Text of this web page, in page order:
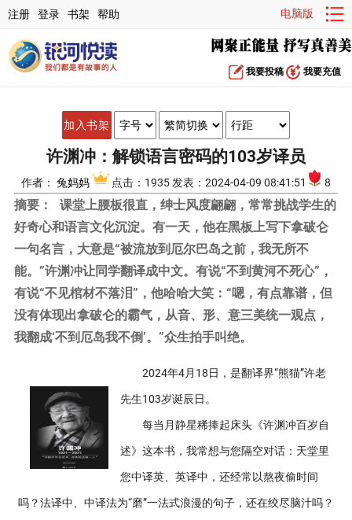
注册 登录 书架 帮助 电脑版
我要投稿 我要充值
加入书架
许渊冲：解锁语言密码的103岁译员
作者： 兔妈妈 点击：1935 发表：2024-04-09 08:41:51 8
摘要：
课堂上腰板很直，绅士风度翩翩，常常挑战学生的
好奇心和语言文化沉淀。有一天，他在黑板上写下拿破仑
一句名言，大意是“被流放到厄尔巴岛之前，我无所不
能。”许渊冲让同学翻译成中文。有说“不到黄河不死心”，
有说“不见棺材不落泪”，他哈哈大笑：“嗯，有点靠谱，但
没有体现出拿破仑的霸气，从音、形、意三美统一观点，
我翻成‘不到厄岛我不倒’。”众生拍手叫绝。
2024年4月18日，是翻译界“熊猫”许老
先生103岁诞辰日。
每当月静星稀捧起床头《许渊冲百岁自
述》这本书，我常想与您隔空对话：天堂里
您中译英、英译中，还经常以熬夜偷时间
吗？法译中、中译法为“磨”一法式浪漫的句子，还在绞尽脑汁吗？